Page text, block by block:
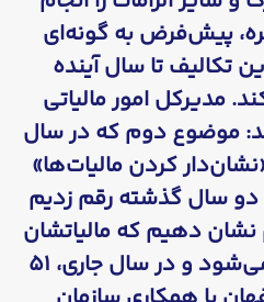
پیش‌فرض به گونه‌ای
تکالیف تا سال آینده
مدیرکل امور مالیاتی
موضوع دوم که در سال
کردن مالیات‌ها»
دو سال گذشته رقم زدیم
دهیم که مالیاتشان
در چه حوزه‌ای هزینه می‌شود و در سال جاری، ۵۱